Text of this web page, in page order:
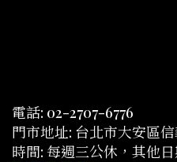
電話: 02-2707-6776
門市地址: 台北市大安區
時間: 每週三公休，其他